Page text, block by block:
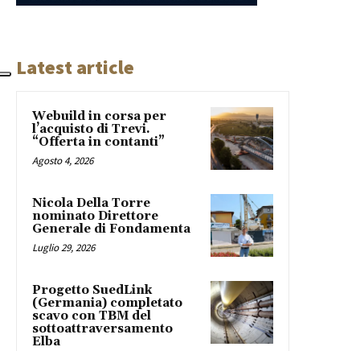
Latest article
Webuild in corsa per
l’acquisto di Trevi.
“Offerta in contanti”
Agosto 4, 2026
Nicola Della Torre
nominato Direttore
Generale di Fondamenta
Luglio 29, 2026
Progetto SuedLink
(Germania) completato
scavo con TBM del
sottoattraversamento
Elba